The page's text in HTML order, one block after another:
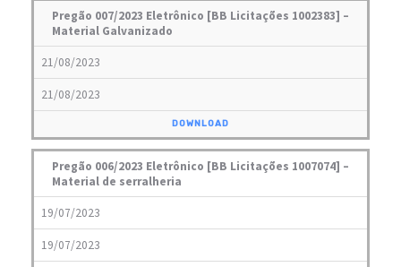
Pregão 007/2023 Eletrônico [BB Licitações 1002383] –
Material Galvanizado
21/08/2023
21/08/2023
DOWNLOAD
Pregão 006/2023 Eletrônico [BB Licitações 1007074] –
Material de serralheria
19/07/2023
19/07/2023